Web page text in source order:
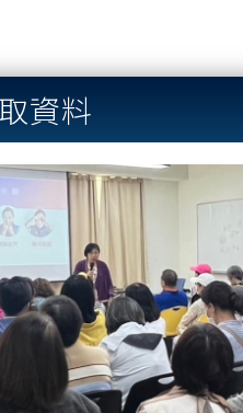
資料